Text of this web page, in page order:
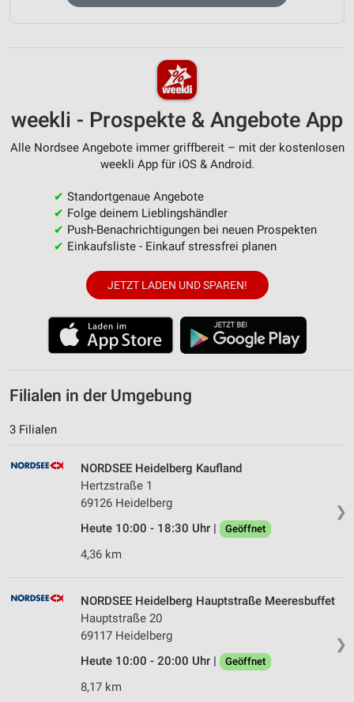
weekli - Prospekte & Angebote App
Alle Nordsee Angebote immer griffbereit – mit der kostenlosen
weekli App für iOS & Android.
✔ Standortgenaue Angebote
✔ Folge deinem Lieblingshändler
✔ Push-Benachrichtigungen bei neuen Prospekten
✔ Einkaufsliste - Einkauf stressfrei planen
JETZT LADEN UND SPAREN!
Filialen in der Umgebung
3 Filialen
❯
NORDSEE Heidelberg Kaufland
Hertzstraße 1
69126 Heidelberg
Heute 10:00 - 18:30 Uhr |
Geöffnet
4,36 km
❯
NORDSEE Heidelberg Hauptstraße Meeresbuffet
Hauptstraße 20
69117 Heidelberg
Heute 10:00 - 20:00 Uhr |
Geöffnet
8,17 km